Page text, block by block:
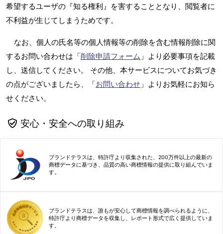
希望するユーザの『知る権利』を害することとなり、閲覧者に
不利益が生じてしまうためです。
なお、個人の氏名等の個人情報等の削除を含む情報削除に関
するお問い合わせは「削除申請フォーム 」より必要事項を記載
し、送信してください。 その他、本サービスについてお気づき
の点がございましたら、「お問い合わせ 」よりお気軽にお知ら
せください。
安心・安全への取り組み
ブランドテラスは、特許庁より収集された、200万件以上の最新の
商標データに基づき、品質の高い商標情報の提供に取り組んでいま
す。
ブランドテラスは、誰もが安心して商標情報を調べられるように、
特許庁より商標データを収集し、レポート形式で広く提供していま
す。